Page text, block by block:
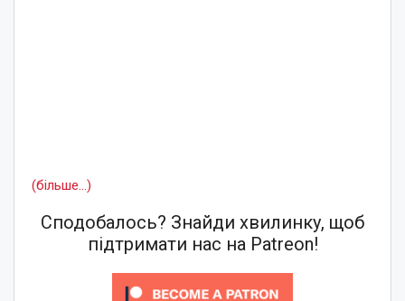
(більше…)
Сподобалось? Знайди хвилинку, щоб
підтримати нас на Patreon!